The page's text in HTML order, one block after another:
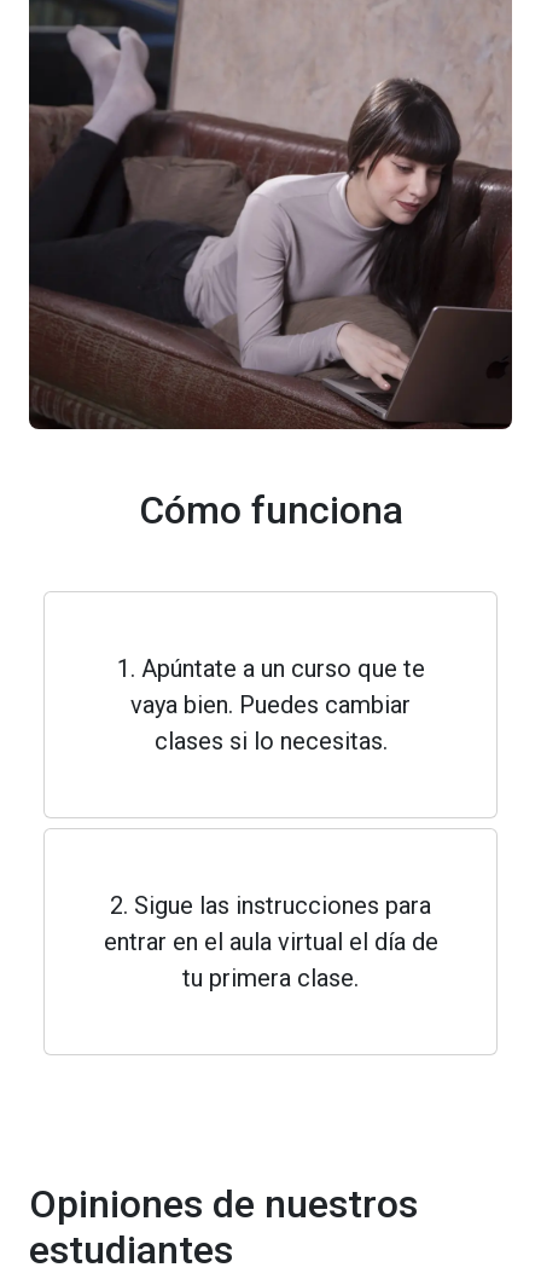
Cómo funciona
1. Apúntate a un curso que te
vaya bien. Puedes cambiar
clases si lo necesitas.
2. Sigue las instrucciones para
entrar en el aula virtual el día de
tu primera clase.
Opiniones de nuestros
estudiantes